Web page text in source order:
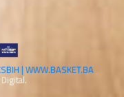
| WWW.BASKET.BA